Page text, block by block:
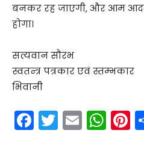
बनकर रह जाएगी, और आम
होगा।
सत्यवान सौरभ
स्वतन्त्र पत्रकार एवं स्तम्भकार
भिवानी
F
a
T
w
E
m
W
h